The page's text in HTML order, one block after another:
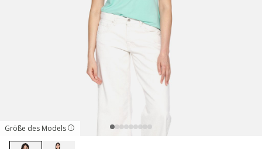
Größe des Models